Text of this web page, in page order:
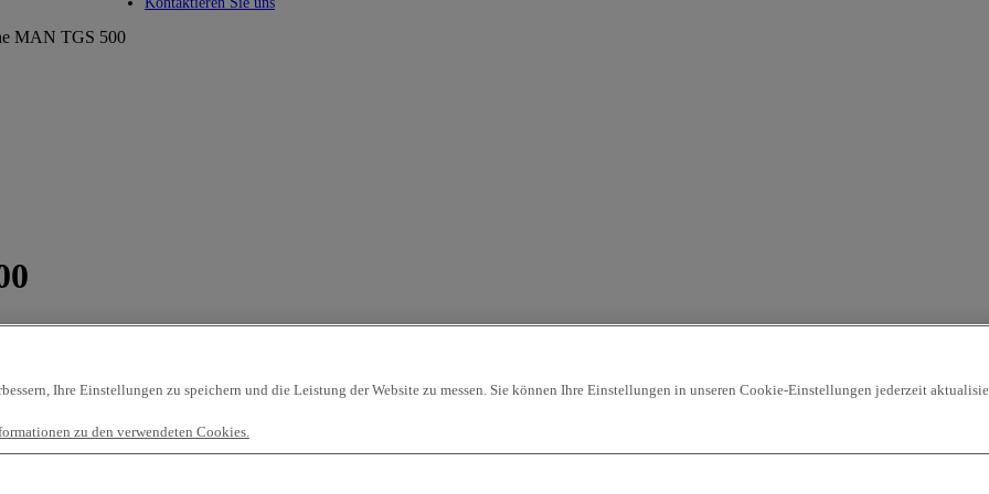
MAN TGS 500
Ihre Einstellungen zu speichern und die Leistung der Website zu messen. Sie können Ihre Einstellungen in unseren Cookie-Einstellungen jederzeit
zu den verwendeten Cookies.